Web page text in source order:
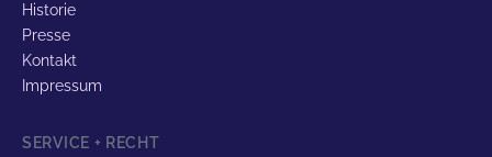
Historie
Presse
Kontakt
Impressum
SERVICE + RECHT